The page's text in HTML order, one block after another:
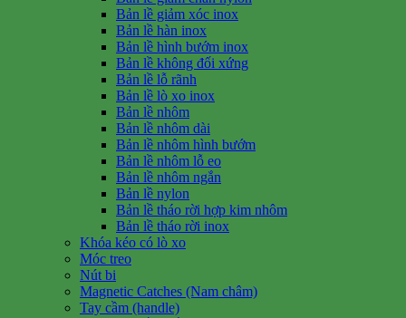
Bản lề giảm xóc inox
Bản lề hàn inox
Bản lề hình bướm inox
Bản lề không đối xứng
Bản lề lỗ rãnh
Bản lề lò xo inox
Bản lề nhôm
Bản lề nhôm dài
Bản lề nhôm hình bướm
Bản lề nhôm lỗ eo
Bản lề nhôm ngắn
Bản lề nylon
Bản lề tháo rời hợp kim nhôm
Bản lề tháo rời inox
Khóa kéo có lò xo
Móc treo
Nút bi
Magnetic Catches (Nam châm)
Tay cầm (handle)